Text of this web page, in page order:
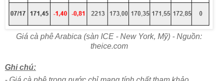
Giá cà phê Arabica (sàn ICE - New York, Mỹ) - Nguồn:
theice.com
Ghi chú: